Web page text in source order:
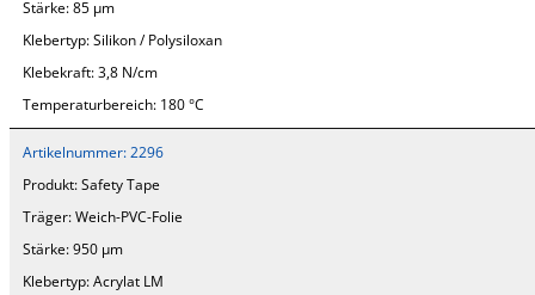
Stärke:85 µm
Klebertyp:Silikon / Polysiloxan
Klebekraft:3,8 N/cm
Temperaturbereich: 180 °C
Artikelnummer:2296
Produkt:Safety Tape
Träger:Weich-PVC-Folie
Stärke:950 µm
Klebertyp:Acrylat LM